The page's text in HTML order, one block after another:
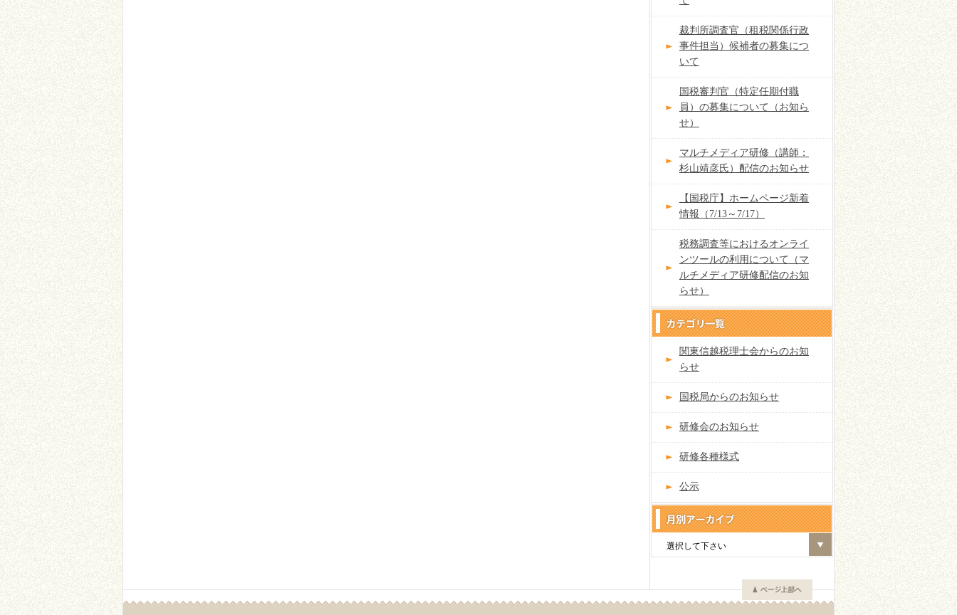
裁判所調査官（租税関係行政
事件担当）候補者の募集につ
いて
国税審判官（特定任期付職
員）の募集について（お知ら
せ）
マルチメディア研修（講師：
杉山靖彦氏）配信のお知らせ
【国税庁】ホームページ新着
情報（7/13～7/17）
税務調査等におけるオンライ
ンツールの利用について（マ
ルチメディア研修配信のお知
らせ）
関東信越税理士会からのお知
らせ
国税局からのお知らせ
研修会のお知らせ
研修各種様式
公示
選択して下さい